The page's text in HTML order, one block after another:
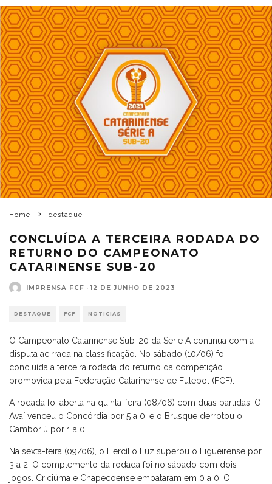
Home destaque
CONCLUÍDA A TERCEIRA RODADA DO
RETURNO DO CAMPEONATO
CATARINENSE SUB-20
IMPRENSA FCF · 12 DE JUNHO DE 2023
DESTAQUE FCF NOTÍCIAS
O Campeonato Catarinense Sub-20 da Série A continua com a
disputa acirrada na classificação. No sábado (10/06) foi
concluída a terceira rodada do returno da competição
promovida pela Federação Catarinense de Futebol (FCF).
A rodada foi aberta na quinta-feira (08/06) com duas partidas. O
Avaí venceu o Concórdia por 5 a 0, e o Brusque derrotou o
Camboriú por 1 a 0.
Na sexta-feira (09/06), o Hercílio Luz superou o Figueirense por
3 a 2. O complemento da rodada foi no sábado com dois
jogos. Criciúma e Chapecoense empataram em 0 a 0. O